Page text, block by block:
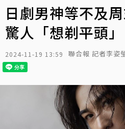
日劇男神等不及
驚人「想剃平頭」
2024-11-19 13:59 聯合報 記者李姿